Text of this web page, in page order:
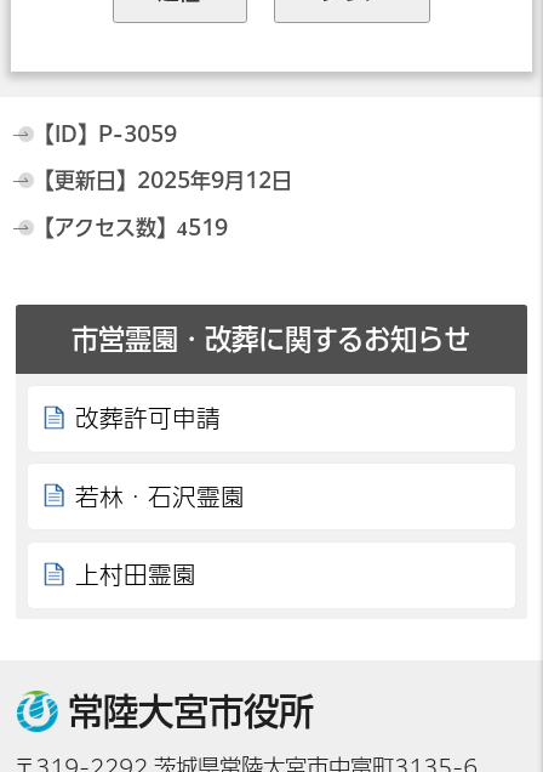
【ID】 P-3059
【更新日】 2025年9月12日
【アクセス数】 4519
市営霊園・改葬に関するお知らせ
改葬許可申請
若林・石沢霊園
上村田霊園
常陸大宮市役所
〒319-2292 茨城県常陸大宮市中富町3135-6